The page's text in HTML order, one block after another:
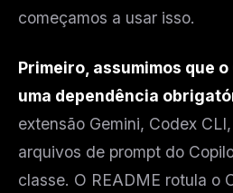
começamos a usar isso.
Primeiro, assumimos que
uma dependência
extensão Gemini, Codex
arquivos de prompt do
classe. O README rotula o